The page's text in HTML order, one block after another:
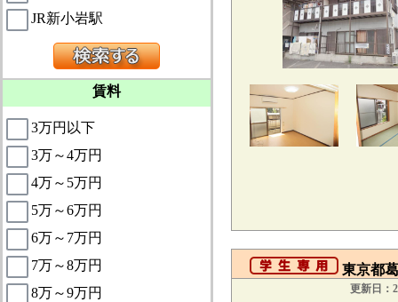
JR新小岩駅
賃料
3万円以下
3万～4万円
4万～5万円
5万～6万円
6万～7万円
7万～8万円
8万～9万円
東京都
更新日：